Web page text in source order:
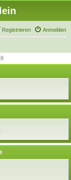
Anmelden
Registrieren